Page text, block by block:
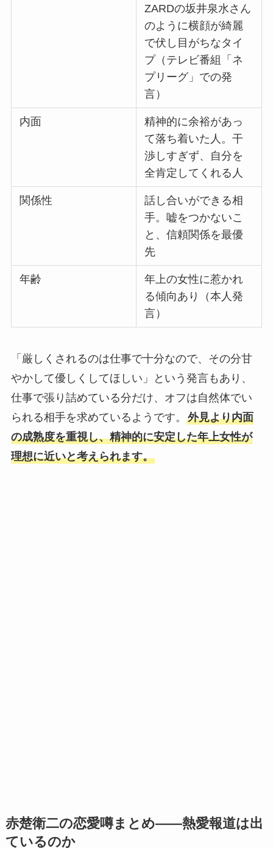
ZARDの坂井泉水さん
のように横顔が綺麗
で伏し目がちなタイ
プ（テレビ番組「ネ
プリーグ」での発
言）
内面
精神的に余裕があっ
て落ち着いた人。干
渉しすぎず、自分を
全肯定してくれる人
関係性
話し合いができる相
手。嘘をつかないこ
と、信頼関係を最優
先
年齢
年上の女性に惹かれ
る傾向あり（本人発
言）
「厳しくされるのは仕事で十分なので、その分甘
やかして優しくしてほしい」という発言もあり、
仕事で張り詰めている分だけ、オフは自然体でい
られる相手を求めているようです。 外見より内面
の成熟度を重視し、精神的に安定した年上女性が
理想に近いと考えられます。
赤楚衛二の恋愛噂まとめ――熱愛報道は出
ているのか